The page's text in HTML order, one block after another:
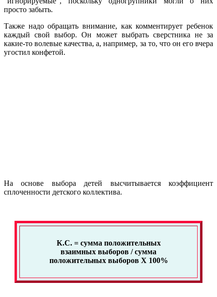
просто забыть.
Также надо обращать внимание, как комментирует ребенок
каждый свой выбор. Он может выбрать сверстника не за
какие-то волевые качества, а, например, за то, что он его вчера
угостил конфетой.
На основе выбора детей высчитывается коэффициент
сплоченности детского коллектива.
К.С. = сумма положительных
взаимных выборов / сумма
положительных выборов Х 100%